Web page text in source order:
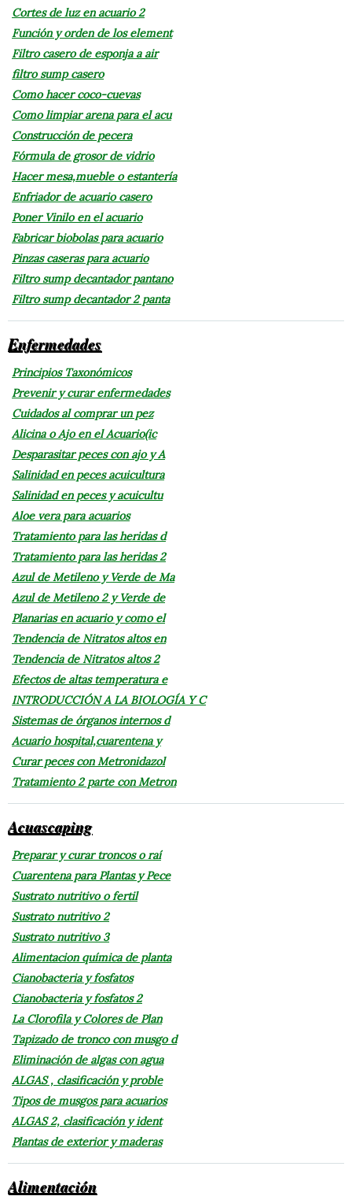
Cortes de luz en acuario 2
Función y orden de los element
Filtro casero de esponja a air
filtro sump casero
Como hacer coco-cuevas
Como limpiar arena para el acu
Construcción de pecera
Fórmula de grosor de vidrio
Hacer mesa,mueble o estantería
Enfriador de acuario casero
Poner Vinilo en el acuario
Fabricar biobolas para acuario
Pinzas caseras para acuario
Filtro sump decantador pantano
Filtro sump decantador 2 panta
Enfermedades
Principios Taxonómicos
Prevenir y curar enfermedades
Cuidados al comprar un pez
Alicina o Ajo en el Acuario(ic
Desparasitar peces con ajo y A
Salinidad en peces acuicultura
Salinidad en peces y acuicultu
Aloe vera para acuarios
Tratamiento para las heridas d
Tratamiento para las heridas 2
Azul de Metileno y Verde de Ma
Azul de Metileno 2 y Verde de
Planarias en acuario y como el
Tendencia de Nitratos altos en
Tendencia de Nitratos altos 2
Efectos de altas temperatura e
INTRODUCCIÓN A LA BIOLOGÍA Y C
Sistemas de órganos internos d
Acuario hospital,cuarentena y
Curar peces con Metronidazol
Tratamiento 2 parte con Metron
Acuascaping
Preparar y curar troncos o raí
Cuarentena para Plantas y Pece
Sustrato nutritivo o fertil
Sustrato nutritivo 2
Sustrato nutritivo 3
Alimentacion química de planta
Cianobacteria y fosfatos
Cianobacteria y fosfatos 2
La Clorofila y Colores de Plan
Tapizado de tronco con musgo d
Eliminación de algas con agua
ALGAS , clasificación y proble
Tipos de musgos para acuarios
ALGAS 2, clasificación y ident
Plantas de exterior y maderas
Alimentación